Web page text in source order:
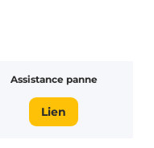
Assistance panne
Lien